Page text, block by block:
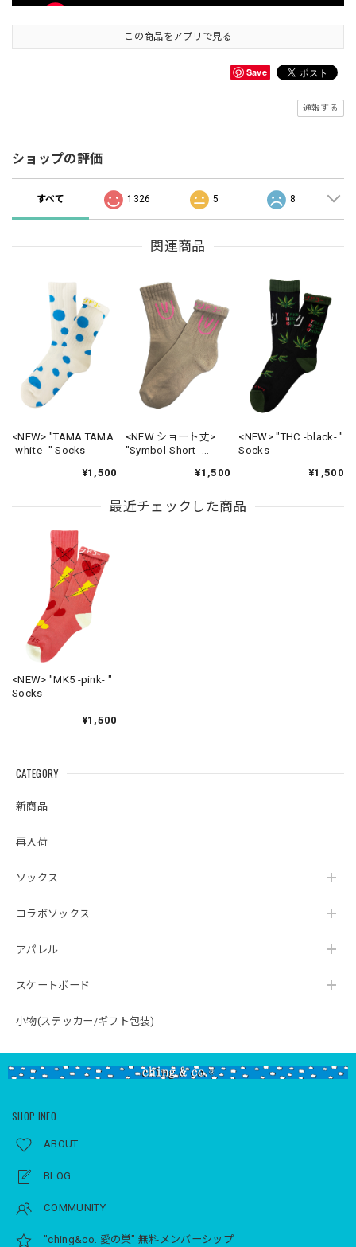
この商品をアプリで見る
Save
通報する
ショップの評価
すべて 1326 5 8
関連商品
<NEW> "TAMA TAMA
-white- " Socks
¥1,500
<NEW ショート丈>
"Symbol-Short -
¥1,500
<NEW> "THC -black- "
Socks
¥1,500
最近チェックした商品
<NEW> "MK5 -pink- "
Socks
¥1,500
CATEGORY
新商品
再入荷
ソックス
コラボソックス
アパレル
スケートボード
小物(ステッカー/ギフト包装)
SHOP INFO
ABOUT
BLOG
COMMUNITY
"ching&co. 愛の巣" 無料メンバーシップ